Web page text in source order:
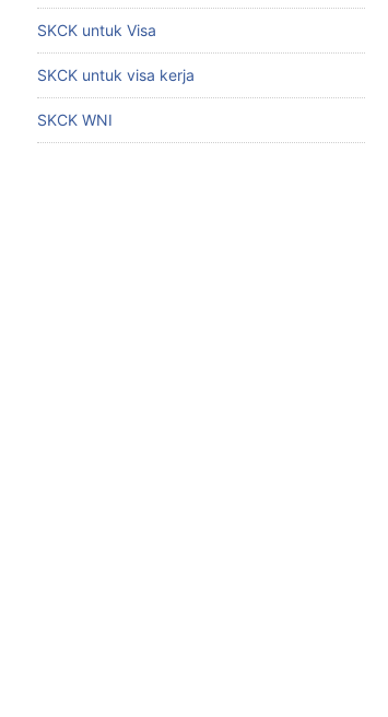
SKCK untuk Visa
SKCK untuk visa kerja
SKCK WNI